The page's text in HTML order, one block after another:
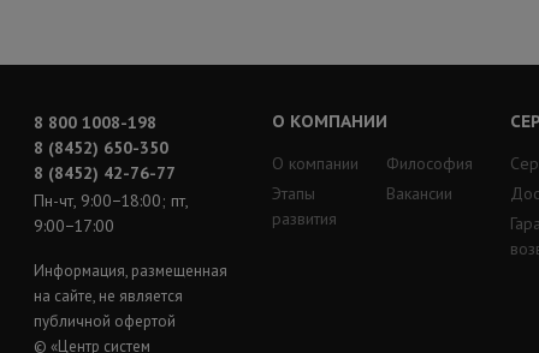
8 800 1008-198
8 (8452) 650-350
8 (8452) 42-76-77
Пн-чт, 9:00−18:00; пт,
9:00−17:00
Информация, размещенная
на сайте, не является
публичной офертой
© «Центр систем
О КОМПАНИИ
О компании
Этапы
развития
Философия
Вакансии